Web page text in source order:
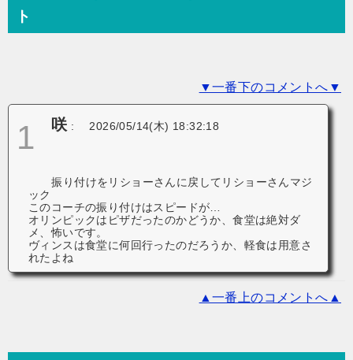
ート
▼一番下のコメントへ▼
1 咲 : 2026/05/14(木) 18:32:18
振り付けをリショーさんに戻してリショーさんマジ
ック
このコーチの振り付けはスピードが…
オリンピックはピザだったのかどうか、食堂は絶対ダ
メ、怖いです。
ヴィンスは食堂に何回行ったのだろうか、軽食は用意さ
れたよね
▲一番上のコメントへ▲